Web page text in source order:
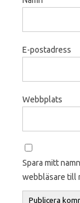
E-postadress
Webbplats
Spara mitt
webbläsare till